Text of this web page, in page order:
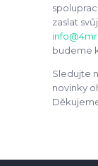
zaslat
budeme
Sledujte
novinky